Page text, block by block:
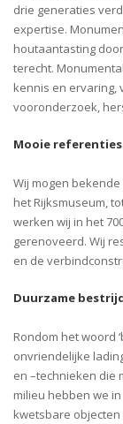
drie generaties
expertise.
houtaantasting
terecht.
kennis en ervaring,
vooronderzoek,
Mooie referenties
Wij mogen
het Rijksmuseum,
werken wij in het
gerenoveerd. Wij
en de
Duurzame
Rondom het woord ‘
onvriendelijke
en –technieken die
milieu hebben we
kwetsbare